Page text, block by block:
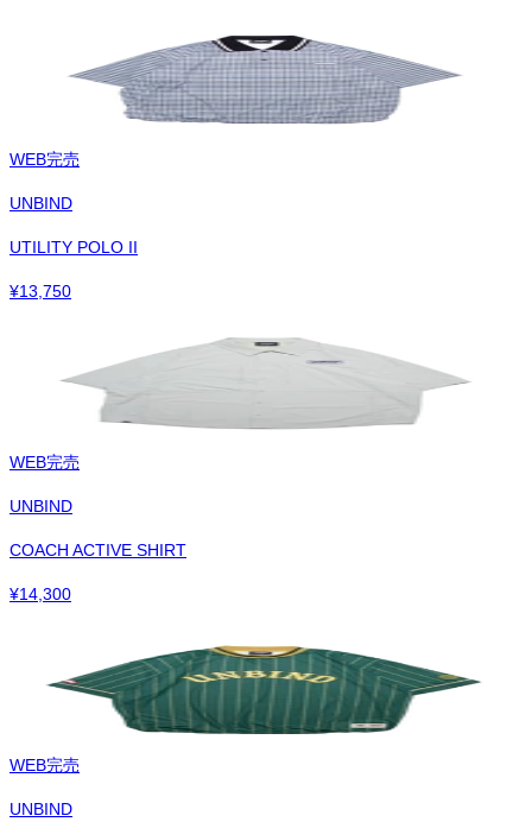
WEB完売
UNBIND
UTILITY POLO II
¥13,750
WEB完売
UNBIND
COACH ACTIVE SHIRT
¥14,300
WEB完売
UNBIND